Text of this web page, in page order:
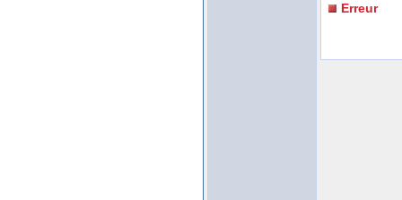
Erreur